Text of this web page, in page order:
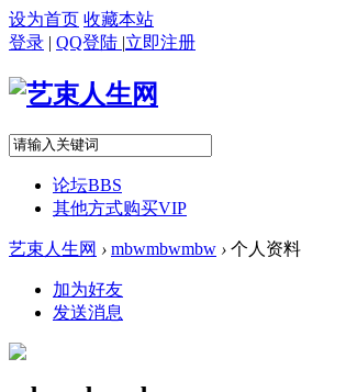
设为首页 收藏本站
登录 | QQ登陆 |立即注册
论坛BBS
其他方式购买VIP
艺束人生网 › mbwmbwmbw › 个人资料
加为好友
发送消息